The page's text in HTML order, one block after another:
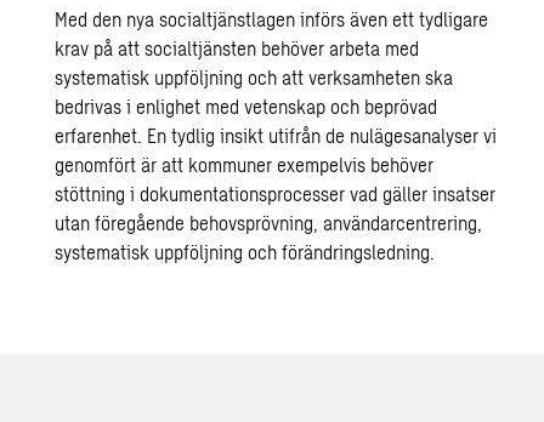
Med den nya socialtjänstlagen införs även ett tydligare
krav på att socialtjänsten behöver arbeta med
systematisk uppföljning och att verksamheten ska
bedrivas i enlighet med vetenskap och beprövad
erfarenhet. En tydlig insikt utifrån de nulägesanalyser vi
genomfört är att kommuner exempelvis behöver
stöttning i dokumentationsprocesser vad gäller insatser
utan föregående behovsprövning, användarcentrering,
systematisk uppföljning och förändringsledning.